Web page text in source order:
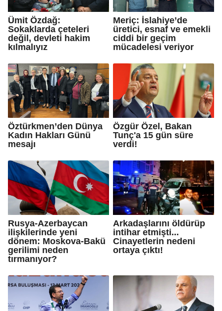
Ümit Özdağ:
Sokaklarda çeteleri
değil, devleti hakim
kılmalıyız
Meriç: İslahiye’de
üretici, esnaf ve emekli
ciddi bir geçim
mücadelesi veriyor
Öztürkmen’den Dünya
Kadın Hakları Günü
mesajı
Özgür Özel, Bakan
Tunç'a 15 gün süre
verdi!
Rusya-Azerbaycan
ilişkilerinde yeni
dönem: Moskova-Bakü
gerilimi neden
tırmanıyor?
Arkadaşlarını öldürüp
intihar etmişti...
Cinayetlerin nedeni
ortaya çıktı!